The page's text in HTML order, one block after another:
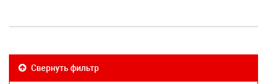
Свернуть фильтр